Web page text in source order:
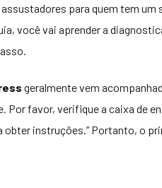
para quem tem um
você vai aprender a
geralmente vem
Por favor, verifique a caixa de
obter instruções.” Portanto, o